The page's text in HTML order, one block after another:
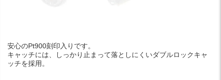
安心のPt900刻印入りです。
キャッチには、しっかり止まって落としにくいダブルロックキャ
ッチを採用。